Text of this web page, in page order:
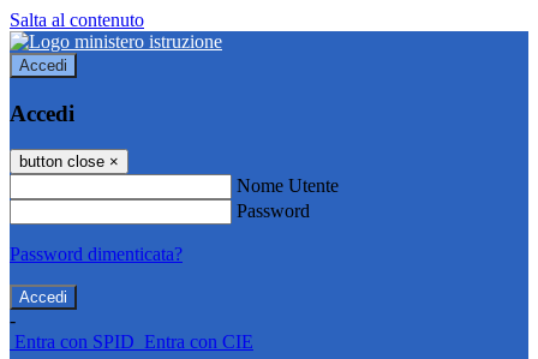
Salta al contenuto
Accedi
Accedi
button close ×
Nome Utente
Password
Password dimenticata?
-
Entra con SPID Entra con CIE